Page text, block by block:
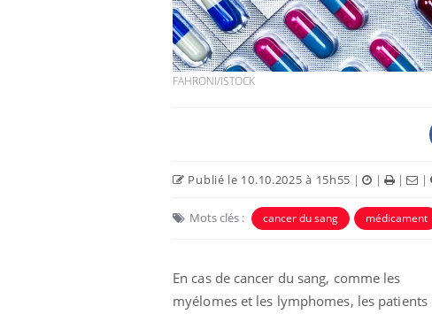
FAHRONI/ISTOCK
Publié le 10.10.2025 à 15h55 | | | |
Mots clés : cancer du sang médicament
En cas de cancer du sang, comme les
myélomes et les lymphomes, les patients